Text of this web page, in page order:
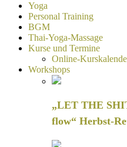
Yoga
Personal Training
BGM
Thai-Yoga-Massage
Kurse und Termine
Online-
Workshops
„LET THE
flow“ Herbst-